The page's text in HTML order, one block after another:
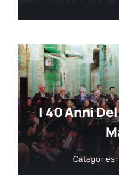
I 40 Anni